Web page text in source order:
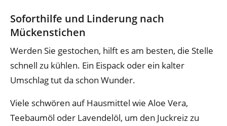
Soforthilfe und Linderung nach
Mückenstichen
Werden Sie gestochen, hilft es am besten, die Stelle
schnell zu kühlen. Ein Eispack oder ein kalter
Umschlag tut da schon Wunder.
Viele schwören auf Hausmittel wie Aloe Vera,
Teebaumöl oder Lavendelöl, um den Juckreiz zu